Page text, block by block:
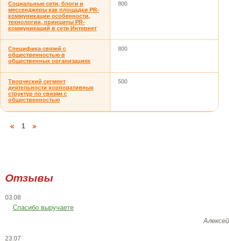
Социальные сети, блоги и
мессенджеры как площадки PR-
коммуникации особенности,
технологии, принципы PR-
коммуникаций в сети Интернет
800
Специфика связей с
общественностью в
общественных организациях
800
Творческий сегмент
деятельности корпоративных
структур по связям с
общественностью
500
1
Отзывы
03.08
Спасибо выручаете
Алексей
23.07